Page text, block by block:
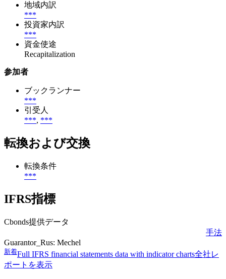
地域内訳
***
投資家内訳
***
資金使途
Recapitalization
参加者
ブックランナー
***
引受人
***, ***
転換および交換
転換条件
***
IFRS指標
Cbonds提供データ
手法
Guarantor_Rus: Mechel
新着Full IFRS financial statements data with indicator charts全社レ
ポートを表示